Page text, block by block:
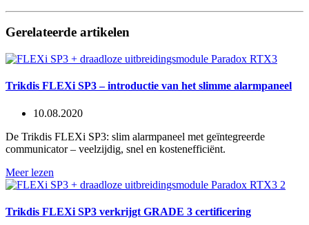
Gerelateerde artikelen
Trikdis FLEXi SP3 – introductie van het slimme alarmpaneel
10.08.2020
De Trikdis FLEXi SP3: slim alarmpaneel met geïntegreerde
communicator – veelzijdig, snel en kostenefficiënt.
Meer lezen
Trikdis FLEXi SP3 verkrijgt GRADE 3 certificering